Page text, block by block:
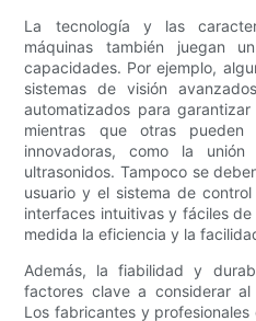
La tecnología y las
máquinas también juegan
capacidades. Por ejemplo,
sistemas de visión
automatizados para
mientras que otras
innovadoras, como la
ultrasonidos. Tampoco se
usuario y el sistema de
interfaces intuitivas y fáciles
medida la eficiencia y la
Además, la fiabilidad y
factores clave a considerar
Los fabricantes y